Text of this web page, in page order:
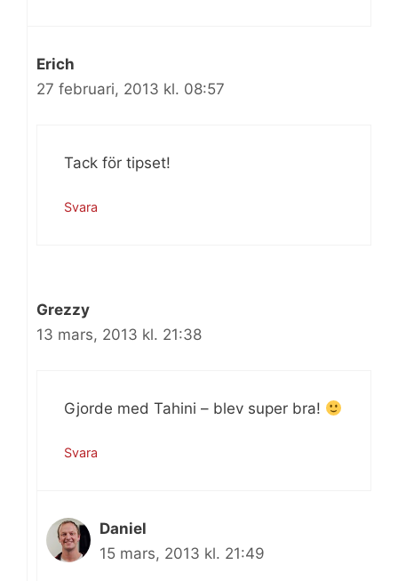
Erich
27 februari, 2013 kl. 08:57
Tack för tipset!
Svara
Grezzy
13 mars, 2013 kl. 21:38
Gjorde med Tahini – blev super bra!
Svara
Daniel
15 mars, 2013 kl. 21:49